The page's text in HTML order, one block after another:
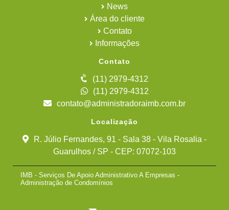
News
Área do cliente
Contato
Informações
Contato
(11) 2979-4312
(11) 2979-4312
contato@administradoraimb.com.br
Localização
R. Júlio Fernandes, 91 - Sala 38 - Vila Rosalia -
Guarulhos / SP - CEP: 07072-103
IMB - Serviços De Apoio Administrativo A Empresas -
Administração de Condomínios